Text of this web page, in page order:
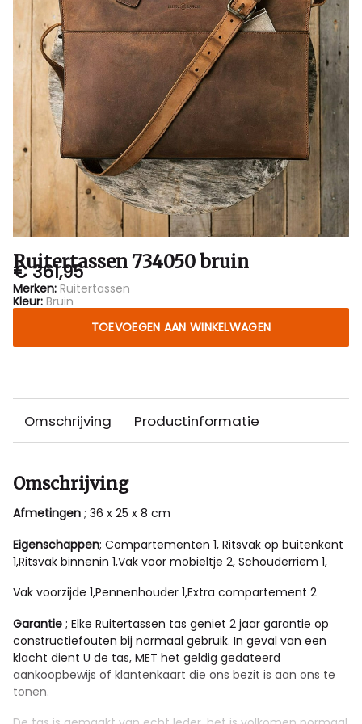
Ruitertassen 734050 bruin
€ 361,95
Merken: Ruitertassen
Kleur: Bruin
TOEVOEGEN AAN WINKELWAGEN
Omschrijving Productinformatie
Omschrijving
Afmetingen ; 36 x 25 x 8 cm
Eigenschappen; Compartementen 1, Ritsvak op buitenkant
1,Ritsvak binnenin 1,Vak voor mobieltje 2, Schouderriem 1,
Vak voorzijde 1,Pennenhouder 1,Extra compartement 2
Garantie ; Elke Ruitertassen tas geniet 2 jaar garantie op
constructiefouten bij normaal gebruik. In geval van een
klacht dient U de tas, MET het geldig gedateerd
aankoopbewijs of klantenkaart die ons bezit is aan ons te
tonen.